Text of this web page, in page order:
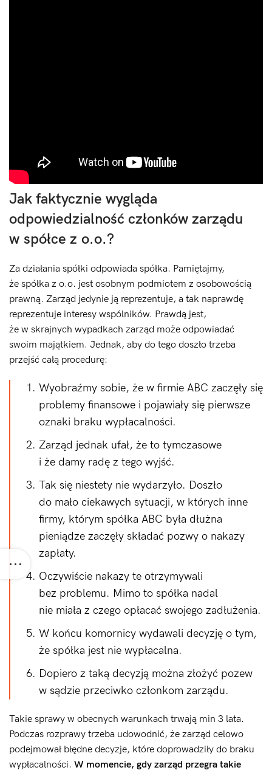
Jak faktycznie wygląda
odpowiedzialność członków zarządu
w spółce z o.o.?
Za działania spółki odpowiada spółka. Pamiętajmy,
że spółka z o.o. jest osobnym podmiotem z osobowością
prawną. Zarząd jedynie ją reprezentuje, a tak naprawdę
reprezentuje interesy wspólników. Prawdą jest,
że w skrajnych wypadkach zarząd może odpowiadać
swoim majątkiem. Jednak, aby do tego doszło trzeba
przejść całą procedurę:
Wyobraźmy sobie, że w firmie ABC zaczęły się
problemy finansowe i pojawiały się pierwsze
oznaki braku wypłacalności.
Zarząd jednak ufał, że to tymczasowe
i że damy radę z tego wyjść.
Tak się niestety nie wydarzyło. Doszło
do mało ciekawych sytuacji, w których inne
firmy, którym spółka ABC była dłużna
pieniądze zaczęły składać pozwy o nakazy
zapłaty.
Oczywiście nakazy te otrzymywali
bez problemu. Mimo to spółka nadal
nie miała z czego opłacać swojego zadłużenia.
W końcu komornicy wydawali decyzję o tym,
że spółka jest nie wypłacalna.
Dopiero z taką decyzją można złożyć pozew
w sądzie przeciwko członkom zarządu.
Takie sprawy w obecnych warunkach trwają min 3 lata.
Podczas rozprawy trzeba udowodnić, że zarząd celowo
podejmował błędne decyzje, które doprowadziły do braku
wypłacalności. W momencie, gdy zarząd przegra takie